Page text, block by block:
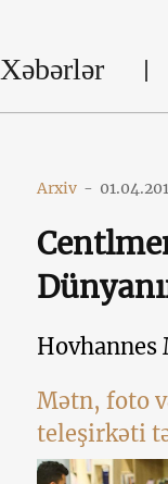
Xəbərlər
Arxiv -
Hovhannes
Mətn, foto
teleşirkəti